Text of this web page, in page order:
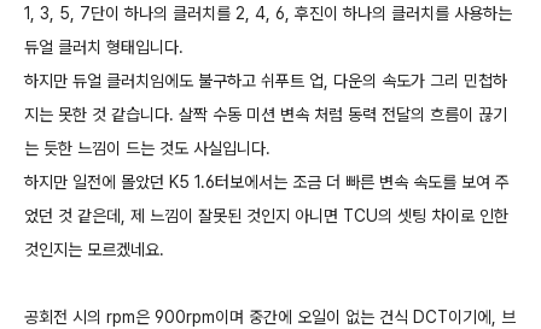
1, 3, 5, 7단이 하나의 클러치를 2, 4, 6, 후진이 하나의 클러치를 사용하는
듀얼 클러치 형태입니다.
하지만 듀얼 클러치임에도 불구하고 쉬푸트 업, 다운의 속도가 그리 민첩하
지는 못한 것 같습니다. 살짝 수동 미션 변속 처럼 동력 전달의 흐름이 끊기
는 듯한 느낌이 드는 것도 사실입니다.
하지만 일전에 몰았던 K5 1.6터보에서는 조금 더 빠른 변속 속도를 보여 주
었던 것 같은데, 제 느낌이 잘못된 것인지 아니면 TCU의 셋팅 차이로 인한
것인지는 모르겠네요.
공회전 시의 rpm은 900rpm이며 중간에 오일이 없는 건식 DCT이기에, 브